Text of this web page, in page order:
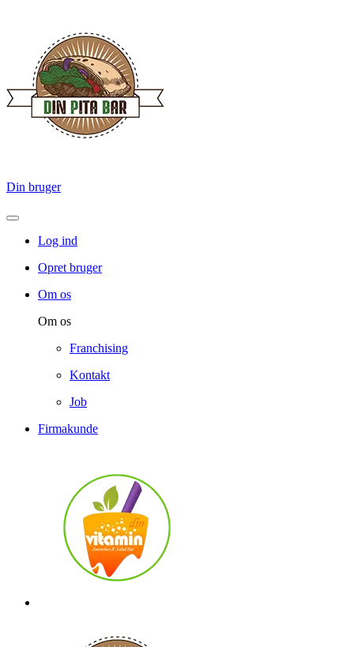
Din bruger
Log ind
Opret bruger
Om os
Om os
Franchising
Kontakt
Job
Firmakunde